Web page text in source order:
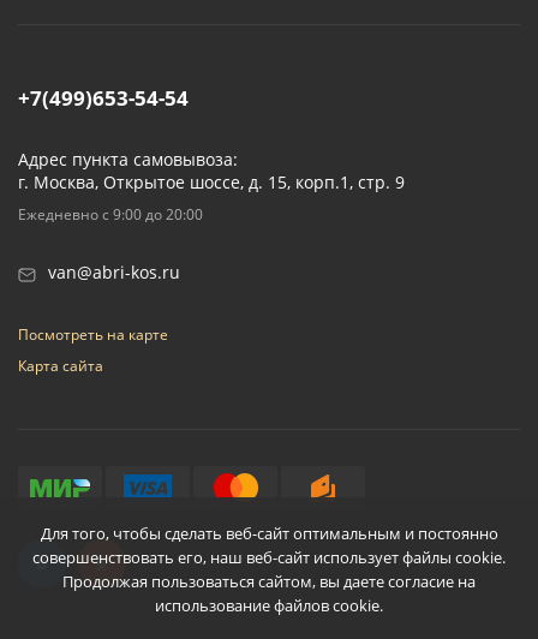
Для того, чтобы сделать веб-сайт оптимальным и постоянно
совершенствовать его, наш веб-сайт использует файлы cookie.
Продолжая пользоваться сайтом, вы даете согласие на
использование файлов cookie.
+7(499)653-54-54
Адрес пункта самовывоза:
г. Москва, Открытое шоссе, д. 15, корп.1, стр. 9
Ежедневно с 9:00 до 20:00
van@abri-kos.ru
Посмотреть на карте
Карта сайта